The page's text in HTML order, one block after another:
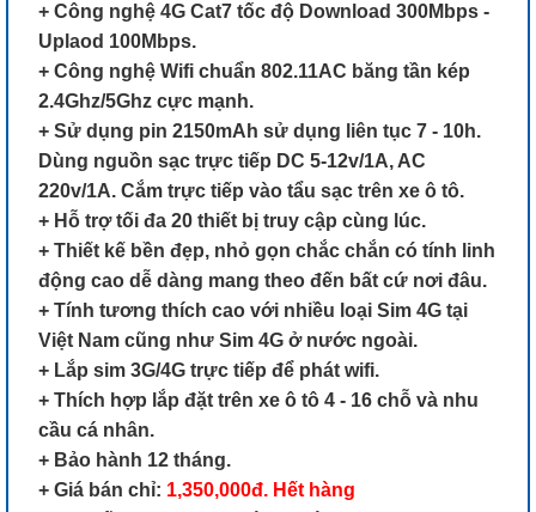
+ Công nghệ 4G Cat7 tốc độ Download 300Mbps -
Uplaod 100Mbps.
+ Công nghệ Wifi chuẩn 802.11AC băng tần kép
2.4Ghz/5Ghz cực mạnh.
+ Sử dụng pin 2150mAh sử dụng liên tục 7 - 10h.
Dùng nguồn sạc trực tiếp DC 5-12v/1A, AC
220v/1A. Cắm trực tiếp vào tẩu sạc trên xe ô tô.
+ Hỗ trợ tối đa 20 thiết bị truy cập cùng lúc.
+ Thiết kế bền đẹp, nhỏ gọn chắc chắn có tính linh
động cao dễ dàng mang theo đến bất cứ nơi đâu.
+ Tính tương thích cao với nhiều loại Sim 4G tại
Việt Nam cũng như Sim 4G ở nước ngoài.
+ Lắp sim 3G/4G trực tiếp để phát wifi.
+ Thích hợp lắp đặt trên xe ô tô 4 - 16 chỗ và nhu
cầu cá nhân.
+ Bảo hành 12 tháng.
+ Giá bán chỉ: 1,350,000đ. Hết hàng